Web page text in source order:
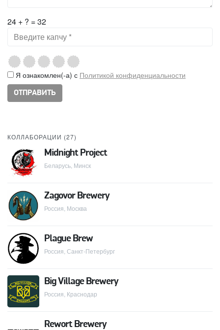
24 + ? = 32
Я ознакомлен(-а) с Политикой конфиденциальности
КОЛЛАБОРАЦИИ (27)
Midnight Project
Беларусь, Минск
Zagovor Brewery
Россия, Москва
Plague Brew
Россия, Санкт-Петербург
Big Village Brewery
Россия, Краснодар
Rewort Brewery